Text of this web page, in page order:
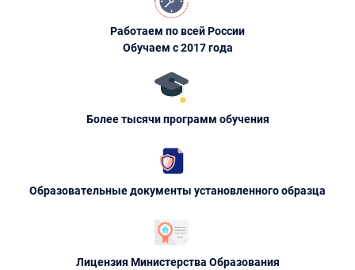
Работаем по всей России
Обучаем с 2017 года
Более тысячи программ обучения
Образовательные документы установленного образца
Лицензия Министерства Образования